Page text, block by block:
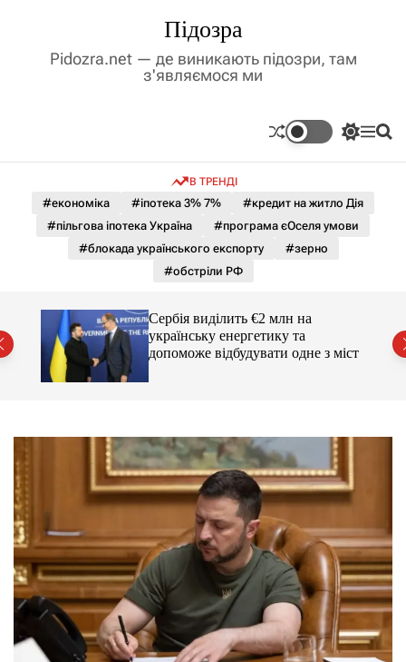
Підозра
Pidozra.net — де виникають підозри, там
з'являємося ми
П
м
к
а
р
ж
и
м
М П
В ТРЕНДІ
#економіка #іпотека 3% 7%
#кредит на житло Дія
#пільгова іпотека Україна
#програма єОселя умови
#блокада українського експорту
#зерно
#обстріли РФ
Сербія виділить €2 млн на
українську енергетику та
допоможе відбудувати одне з міст